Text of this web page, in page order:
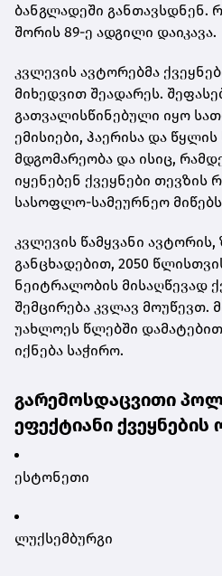
ბანგლადეში განთავსდნენ.
შორის 89-ე ადგილი დაიკავა.
კვლევის ავტორებმა
მიხედვით შეადარეს.
გათვალისწინებული იყო
ემისიები, ჰაერისა და
მდგომარეობა და ისიც,
იყენებენ ქვეყნები თევზის
სასოფლო-სამეურნეო
კვლევის წამყვანი
განცხადებით, 2050
ნეიტრალობის მისაღწევად
შემცირება კვლავ მოუწევთ.
უახლოეს წლებში
იქნება საჭირო.
გარემოსდაცვითი
ეფექტიანი
ესტონეთი
ლუქსემბურგი